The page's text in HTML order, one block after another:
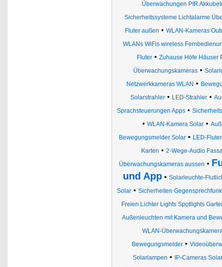
Überwachungen PIR
Sicherheitssysteme Lichtalarme
Fluter außen • WLAN-Kameras
WLANs WiFis wireless
Fluter• Zuhause Höfe Häuser
Überwachungskameras•
Netzwerkkameras WLAN •
Solarstrahler • LED-Strahler •
Sprachsteuerungen Apps •
• WLAN-Kamera Solar •
Bewegungsmelder Solar• LED-
Karten • 2-Wege-Audio
Überwachungskameras aussen •
und App • Solarleuchte-
Solar • Sicherheiten
Freien Lichter Lights Spotlights
Außenleuchten mit Kamera und
WLAN-
Bewegungsmelder •
Solarlampen •
IP-Cameras Solar